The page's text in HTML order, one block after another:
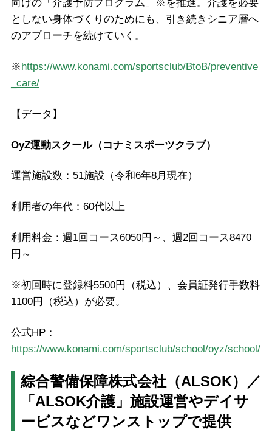
向けの「介護予防プログラム」※を推進。介護を必要
としない身体づくりのためにも、引き続きシニア層へ
のアプローチを続けていく。
※https://www.konami.com/sportsclub/BtoB/preventive
_care/
【データ】
OyZ運動スクール（コナミスポーツクラブ）
運営施設数：51施設（令和6年8月現在）
利用者の年代：60代以上
利用料金：週1回コース6050円～、週2回コース8470
円～
※初回時に登録料5500円（税込）、会員証発行手数料
1100円（税込）が必要。
公式HP：
https://www.konami.com/sportsclub/school/oyz/school/
綜合警備保障株式会社（ALSOK）／
「ALSOK介護」施設運営やデイサ
ービスなどワンストップで提供